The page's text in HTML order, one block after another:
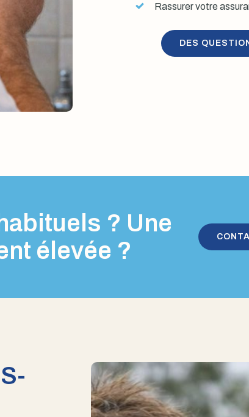
Rassurer votre
DES
? Une
élevée ?